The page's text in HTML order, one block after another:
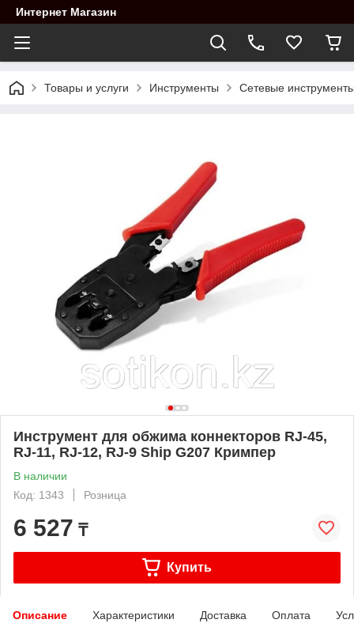
Интернет Магазин
Товары и услуги Инструменты Сетевые
Инструмент для обжима коннекторов RJ-45,
RJ-11, RJ-12, RJ-9 Ship G207 Кримпер
В наличии
Код: 1343
Розница
6 527 ₸
Купить
Описание Характеристики Доставка Оплата